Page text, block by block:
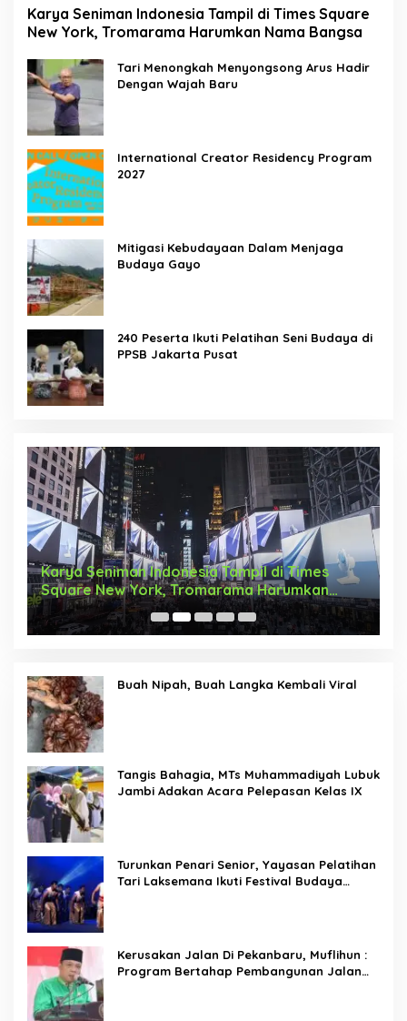
Karya Seniman Indonesia Tampil di Times Square
New York, Tromarama Harumkan Nama Bangsa
Tari Menongkah Menyongsong Arus Hadir
Dengan Wajah Baru
International Creator Residency Program
2027
Mitigasi Kebudayaan Dalam Menjaga
Budaya Gayo
240 Peserta Ikuti Pelatihan Seni Budaya di
PPSB Jakarta Pusat
Karya Seniman Indonesia Tampil di Times
Square New York, Tromarama Harumkan
Nama Bangsa
Buah Nipah, Buah Langka Kembali Viral
Tangis Bahagia, MTs Muhammadiyah Lubuk
Jambi Adakan Acara Pelepasan Kelas IX
Turunkan Penari Senior, Yayasan Pelatihan
Tari Laksemana Ikuti Festival Budaya
Kerusakan Jalan Di Pekanbaru, Muflihun :
Program Bertahap Pembangunan Jalan